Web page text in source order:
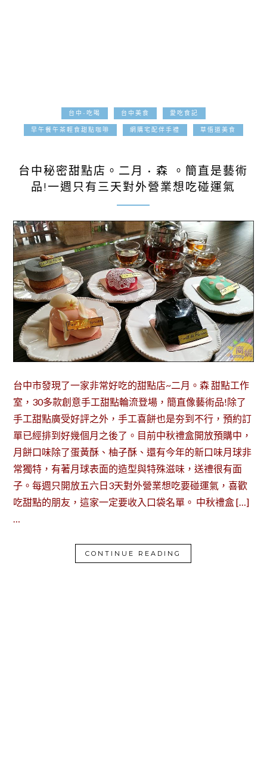
台中-吃喝 台中美食 愛吃食記
早午餐午茶輕食甜點咖啡 網購宅配伴手禮 草悟道美食
台中秘密甜點店。二月 • 森 。簡直是藝術
品!一週只有三天對外營業想吃碰運氣
台中市發現了一家非常好吃的甜點店~二月。森 甜點工作
室，30多款創意手工甜點輪流登場，簡直像藝術品!除了
手工甜點廣受好評之外，手工喜餅也是夯到不行，預約訂
單已經排到好幾個月之後了。目前中秋禮盒開放預購中，
月餅口味除了蛋黃酥、柚子酥、還有今年的新口味月球非
常獨特，有著月球表面的造型與特殊滋味，送禮很有面
子。每週只開放五六日3天對外營業想吃要碰運氣，喜歡
吃甜點的朋友，這家一定要收入口袋名單。 中秋禮盒 […]
…
CONTINUE READING